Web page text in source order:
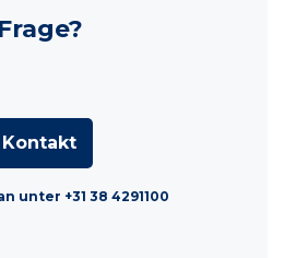
Frage?
Kontakt
unter +31 38 4291100